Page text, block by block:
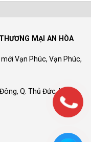
MẠI AN HÒA
Vạn Phúc, Vạn Phúc,
Q. Thủ Đức, HCM